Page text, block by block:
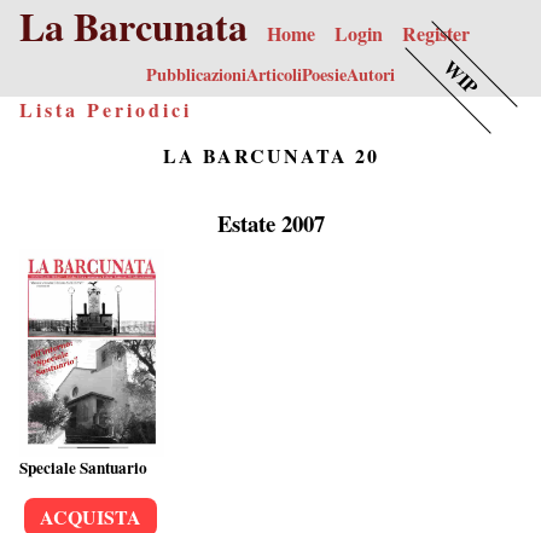
WIP
La Barcunata Home Login Register
PubblicazioniArticoliPoesieAutori
Lista Periodici
LA BARCUNATA 20
Estate 2007
Speciale Santuario
ACQUISTA